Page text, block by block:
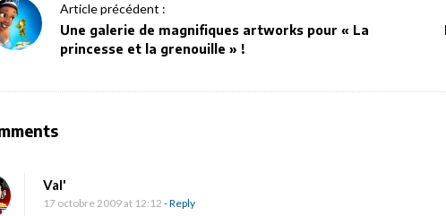
Article précédent :
Une galerie de magnifiques artworks pour « La
princesse et la grenouille » !
O
U
n
Val'
17 octobre 2009 at 12:12 - Reply